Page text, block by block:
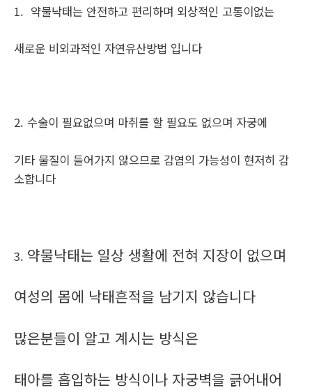
1. 약물낙태는 안전하고 편리하며 외상적인 고통이없는
새로운 비외과적인 자연유산방법 입니다
2. 수술이 필요없으며 마취를 할 필요도 없으며 자궁에
기타 물질이 들어가지 않으므로 감염의 가능성이 현저히 감
소합니다
3. 약물낙태는 일상 생활에 전혀 지장이 없으며
여성의 몸에 낙태흔적을 남기지 않습니다
많은분들이 알고 계시는 방식은
태아를 흡입하는 방식이나 자궁벽을 긁어내어